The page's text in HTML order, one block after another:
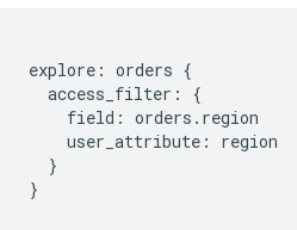
explore: orders {
  access_filter: {
    field: orders.region
    user_attribute: region
  }